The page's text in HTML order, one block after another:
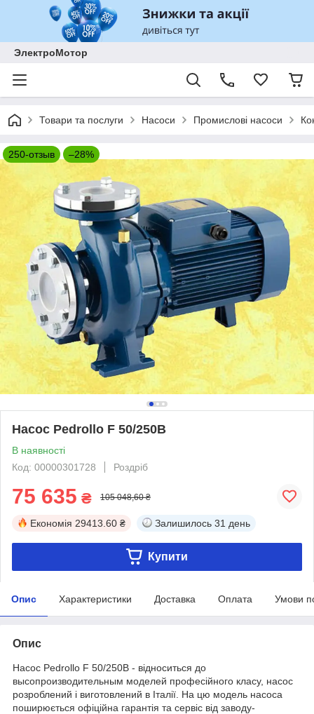
ЭлектроМотор
Товари та послуги Насоси Промислові насоси
250-отзыв –28%
Насос Pedrollo F 50/250B
В наявності
Код: 00000301728
Роздріб
75 635 ₴ 105 048,60 ₴
Економія 29413.60 ₴ Залишилось 31 день
Купити
Опис Характеристики Доставка Оплата Умови
Опис
Насос Pedrollo F 50/250B - відноситься до
высопроизводительным моделей професійного класу, насос
розроблений і виготовлений в Італії. На цю модель насоса
поширюється офіційна гарантія та сервіс від заводу-